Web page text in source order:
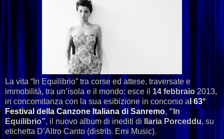
La vita “In Equilibrio” tra corse ed attese, traversate e
immobilità, tra un’isola e il mondo: esce il 14 febbraio 2013,
in concomitanza con la sua esibizione in concorso a l 63°
Festival della Canzone Italiana di Sanremo,“In
Equilibrio”, il nuovo album di inediti di Ilaria Porceddu, su
etichetta D’Altro Canto (distrib. Emi Music).